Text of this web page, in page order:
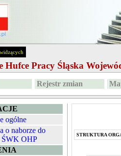
Hufce Pracy Śląska
Rejestr zmian
ogólne
o naborze do
ŚWK OHP
STRUKTURA